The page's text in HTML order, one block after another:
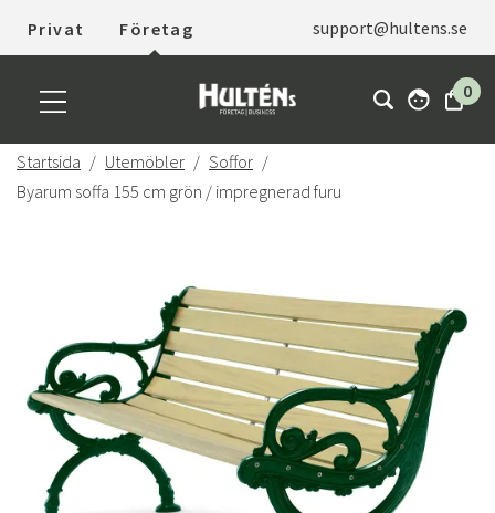
Privat Företag support@hultens.se
0
Startsida Utemöbler
Soffor
Byarum soffa 155 cm grön / impregnerad furu